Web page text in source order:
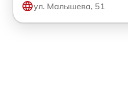
ул. Малышева, 51